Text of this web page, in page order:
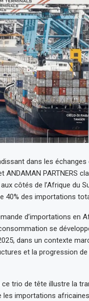
dans les
ANDAMAN PARTNERS
côtés de l’Afrique du
40% des importations
d’importations en
se
dans un contexte
et la progression
trio de tête illustre la
les importations